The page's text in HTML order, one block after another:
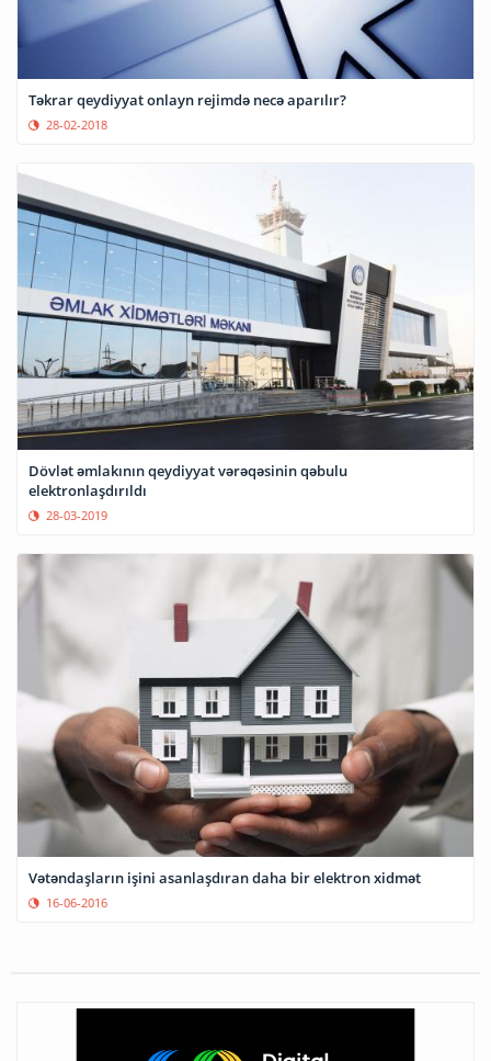
Təkrar qeydiyyat onlayn rejimdə necə aparılır?
28-02-2018
Dövlət əmlakının qeydiyyat vərəqəsinin qəbulu
elektronlaşdırıldı
28-03-2019
Vətəndaşların işini asanlaşdıran daha bir elektron xidmət
16-06-2016